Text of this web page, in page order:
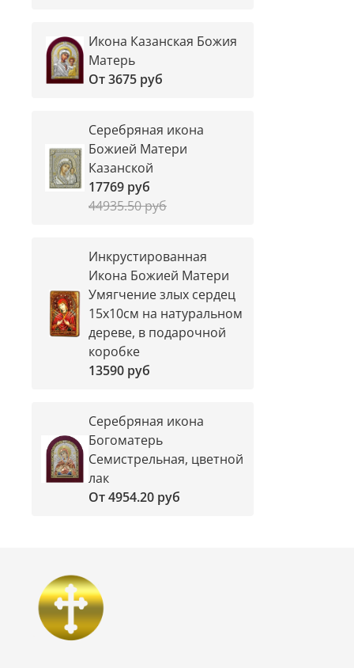
Икона Казанская Божия
Матерь
От3675 руб
Серебряная икона
Божией Матери
Казанской
17769 руб
44935.50 руб
Инкрустированная
Икона Божией Матери
Умягчение злых сердец
15х10см на натуральном
дереве, в подарочной
коробке
13590 руб
Серебряная икона
Богоматерь
Семистрельная, цветной
лак
От4954.20 руб